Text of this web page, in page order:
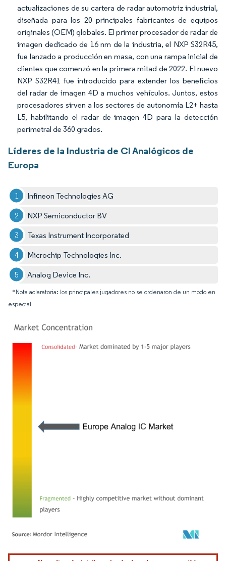
actualizaciones de su cartera de radar automotriz industrial,
diseñada para los 20 principales fabricantes de equipos
originales (OEM) globales. El primer procesador de radar de
imagen dedicado de 16 nm de la industria, el NXP S32R45,
fue lanzado a producción en masa, con una rampa inicial de
clientes que comenzó en la primera mitad de 2022. El nuevo
NXP S32R41 fue introducido para extender los beneficios
del radar de imagen 4D a muchos vehículos. Juntos, estos
procesadores sirven a los sectores de autonomía L2+ hasta
L5, habilitando el radar de imagen 4D para la detección
perimetral de 360 grados.
Líderes de la Industria de CI Analógicos de
Europa
Infineon Technologies AG
NXP Semiconductor BV
Texas Instrument Incorporated
Microchip Technologies Inc.
Analog Device Inc.
*Nota aclaratoria: los principales jugadores no se ordenaron de un modo en
especial
Imagen © Mordor Intelligence. El uso requiere atribución según CC BY 4.0.